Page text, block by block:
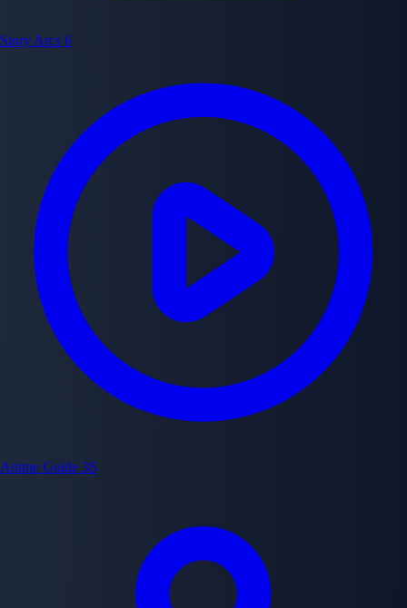
Story Arcs 6
Anime Guide 3S